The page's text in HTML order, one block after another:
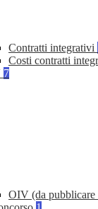
Contratti integrativi
Costi contratti
7
OIV (da pubblicare